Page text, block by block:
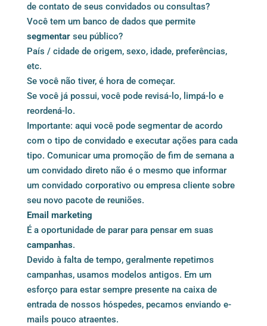
de contato de seus convidados ou consultas?
Você tem um banco de dados que permite
segmentarseu público?
País / cidade de origem, sexo, idade, preferências,
etc.
Se você não tiver, é hora de começar.
Se você já possui, você pode revisá-lo, limpá-lo e
reordená-lo.
Importante: aqui você pode segmentar de acordo
com o tipo de convidado e executar ações para cada
tipo. Comunicar uma promoção de fim de semana a
um convidado direto não é o mesmo que informar
um convidado corporativo ou empresa cliente sobre
seu novo pacote de reuniões.
Email marketing
É a oportunidade de parar para pensar em suas
campanhas.
Devido à falta de tempo, geralmente repetimos
campanhas, usamos modelos antigos. Em um
esforço para estar sempre presente na caixa de
entrada de nossos hóspedes, pecamos enviando e-
mails pouco atraentes.